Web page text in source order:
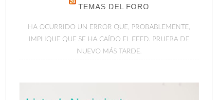
TEMAS DEL FORO
HA OCURRIDO UN ERROR QUE, PROBABLEMENTE,
IMPLIQUE QUE SE HA CAÍDO EL FEED. PRUEBA DE
NUEVO MÁS TARDE.